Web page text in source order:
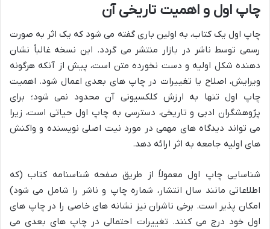
چاپ اول و اهمیت تاریخی آن
چاپ اول یک کتاب، به اولین باری گفته می شود که یک اثر به صورت
رسمی توسط ناشر در بازار منتشر می گردد. این نسخه غالباً نشان
دهنده شکل اولیه و دست نخورده متن است، پیش از آنکه هرگونه
ویرایش، اصلاح یا تغییرات در چاپ های بعدی اعمال شود. اهمیت
چاپ اول تنها به ارزش کلکسیونی آن محدود نمی شود؛ برای
پژوهشگران ادبی و تاریخی، دسترسی به چاپ اول حیاتی است، زیرا
می تواند دیدگاه های مهمی در مورد نیت اصلی نویسنده و واکنش
های اولیه جامعه به اثر ارائه دهد.
شناسایی چاپ اول معمولاً از طریق صفحه شناسنامه کتاب (که
اطلاعاتی مانند سال انتشار، شماره چاپ و ناشر را شامل می شود)
امکان پذیر است. برخی ناشران نیز نشانه های خاصی را در چاپ های
اول خود درج می کنند. تغییرات احتمالی در چاپ های بعدی می